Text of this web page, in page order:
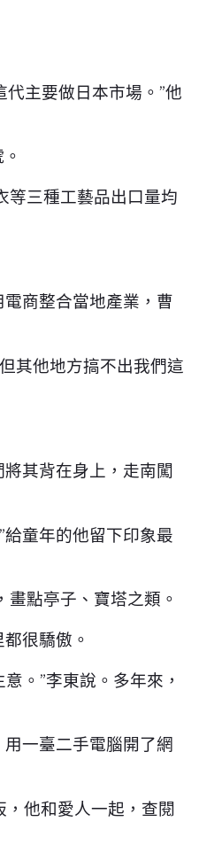
代主要做日本市場。”他
等三種工藝品出口量均
商整合當地產業，曹
其他地方搞不出我們這
其背在身上，走南闖
童年的他留下印象最
點亭子、寶塔之類。
很驕傲。
。”李東說。多年來，
一臺二手電腦開了網
他和愛人一起，查閱